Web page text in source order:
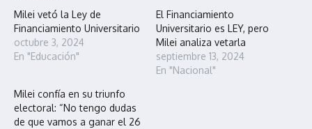
Milei vetó la Ley de
Financiamiento Universitario
octubre 3, 2024
En "Educación"
El Financiamiento
Universitario es LEY, pero
Milei analiza vetarla
septiembre 13, 2024
En "Nacional"
Milei confía en su triunfo
electoral: “No tengo dudas
de que vamos a ganar el 26